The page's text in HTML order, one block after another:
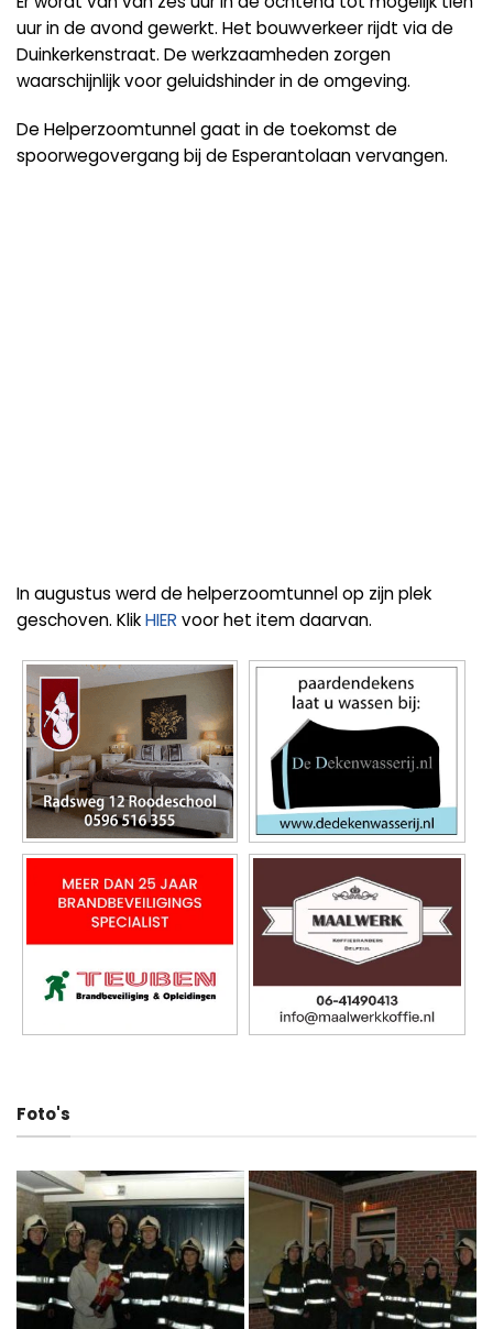
uur in de avond gewerkt. Het bouwverkeer rijdt via de
Duinkerkenstraat. De werkzaamheden zorgen
waarschijnlijk voor geluidshinder in de omgeving.
De Helperzoomtunnel gaat in de toekomst de
spoorwegovergang bij de Esperantolaan vervangen.
In augustus werd de helperzoomtunnel op zijn plek
geschoven. KlikHIER voor het item daarvan.
Foto's